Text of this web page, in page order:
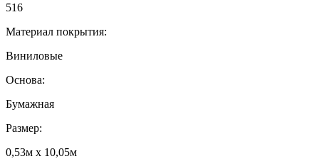
516
Материал покрытия:
Виниловые
Основа:
Бумажная
Размер:
0,53м x 10,05м